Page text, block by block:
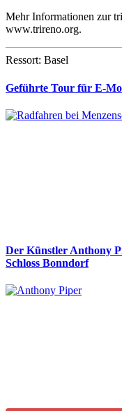
Mehr Informationen zur
www.trireno.org.
Ressort: Basel
Geführte Tour für E-
Der Künstler Anthony
Schloss Bonndorf